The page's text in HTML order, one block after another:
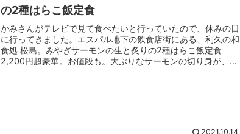
の2種はらこ飯定食
かみさんがテレビで見て食べたいと行っていたので、休みの日
に行ってきました。エスパル地下の飲食店街にある、利久の和
食処 松島。みやぎサーモンの生と炙りの2種はらこ飯定食
2,200円超豪華。お値段も。大ぶりなサーモンの切り身が、生
2021.10.14